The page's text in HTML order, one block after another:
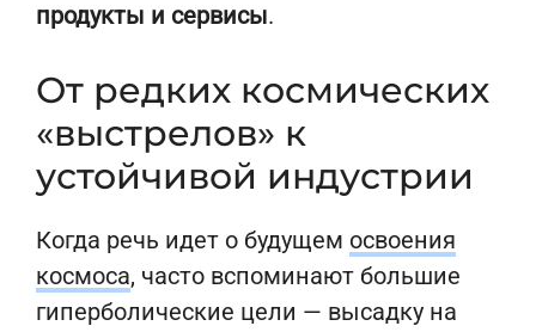
продукты и сервисы.
От редких космических
«выстрелов» к
устойчивой индустрии
Когда речь идет о будущем освоения
космоса, часто вспоминают большие
гиперболические цели — высадку на